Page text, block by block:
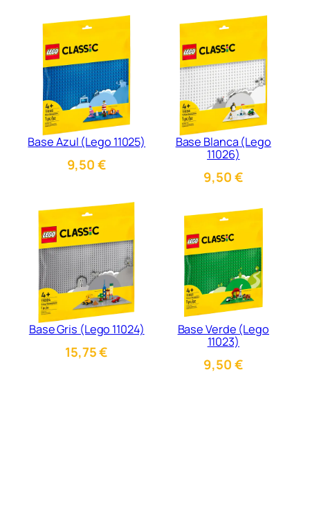
Base Azul (Lego 11025)
9,50€
Base Blanca (Lego
11026)
9,50€
Base Gris (Lego 11024)
15,75€
Base Verde (Lego
11023)
9,50€